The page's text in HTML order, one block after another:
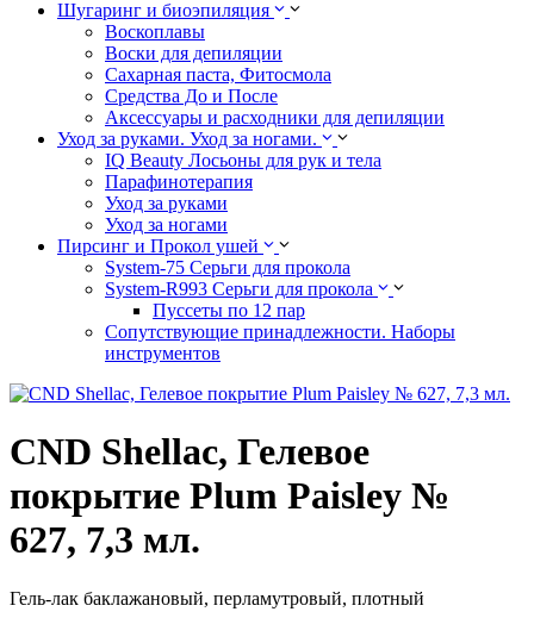
Шугаринг и биоэпиляция
Воскоплавы
Воски для депиляции
Сахарная паста, Фитосмола
Средства До и После
Аксессуары и расходники для депиляции
Уход за руками. Уход за ногами.
IQ Beauty Лосьоны для рук и тела
Парафинотерапия
Уход за руками
Уход за ногами
Пирсинг и Прокол ушей
System-75 Серьги для прокола
System-R993 Серьги для прокола
Пуссеты по 12 пар
Cопутствующие принадлежности. Наборы
инструментов
CND Shellac, Гелевое
покрытие Plum Paisley №
627, 7,3 мл.
Гель-лак баклажановый, перламутровый, плотный